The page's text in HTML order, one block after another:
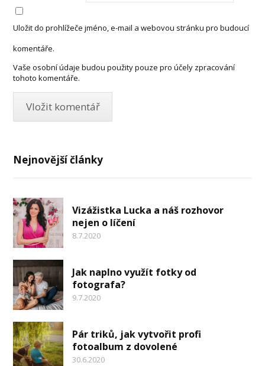
Uložit do prohlížeče jméno, e-mail a webovou stránku pro budoucí
komentáře.
Vaše osobní údaje budou použity pouze pro účely zpracování
tohoto komentáře.
Nejnovější články
Vizážistka Lucka a náš rozhovor
nejen o líčení
8.7.2020
Jak naplno využít fotky od
fotografa?
9.7.2020
Pár triků, jak vytvořit profi
fotoalbum z dovolené
30.6.2020